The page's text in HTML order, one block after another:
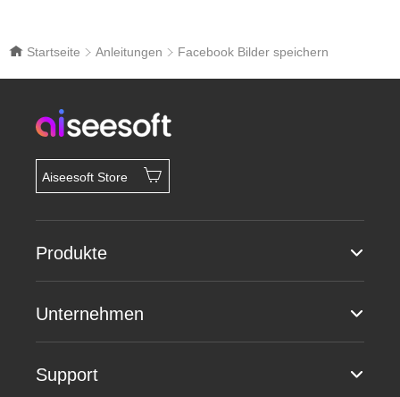
Startseite Anleitungen Facebook Bilder speichern
Aiseesoft Store
Produkte
Unternehmen
Support